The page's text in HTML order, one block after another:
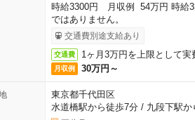
時給3300円 月収例 54万円 時給
ではありません。
交通費別途支給あり
交通費 1ヶ月3万円を上限として実
月収例 30万円～
東京都千代田区
水道橋駅から徒歩7分/ 九段下駅か